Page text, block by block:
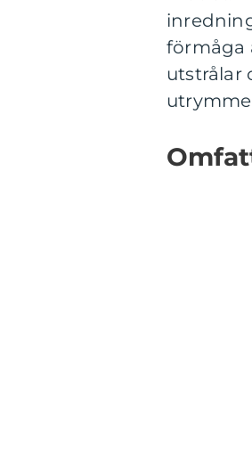
förmåga
utstrålar